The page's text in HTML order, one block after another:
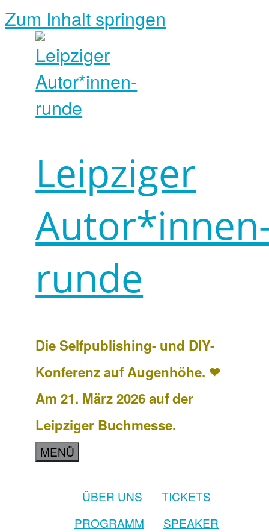
Zum Inhalt springen
Leipziger
runde
Die Selfpublishing- und DIY-
Konferenz auf Augenhöhe. ❤
Am 21. März 2026 auf der
Leipziger Buchmesse.
MENÜ
ÜBER UNS
TICKETS
PROGRAMM
SPEAKER